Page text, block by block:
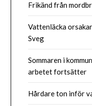
Frikänd från
Vattenläcka
Sveg
Sommaren i
arbetet fortsätter
Hårdare ton inför